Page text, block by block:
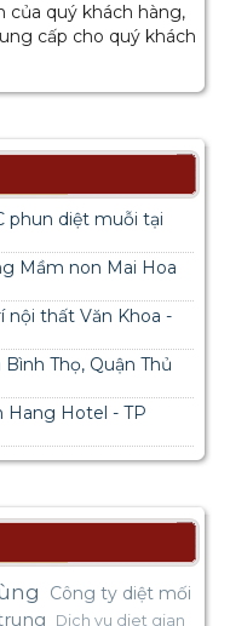
của quý khách hàng,
cấp cho quý khách
phun diệt muỗi tại
Mầm non Mai Hoa
nội thất Văn Khoa -
Thọ, Quận Thủ
Hang Hotel - TP
Công ty diệt mối
Dich vu diet gian